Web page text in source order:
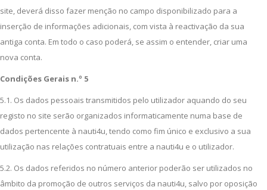
site, deverá disso fazer menção no campo disponibilizado para a
inserção de informações adicionais, com vista à reactivação da sua
antiga conta. Em todo o caso poderá, se assim o entender, criar uma
nova conta.
Condições Gerais n.º 5
5.1. Os dados pessoais transmitidos pelo utilizador aquando do seu
registo no site serão organizados informaticamente numa base de
dados pertencente à nauti4u, tendo como fim único e exclusivo a sua
utilização nas relações contratuais entre a nauti4u e o utilizador.
5.2. Os dados referidos no número anterior poderão ser utilizados no
âmbito da promoção de outros serviços da nauti4u, salvo por oposição